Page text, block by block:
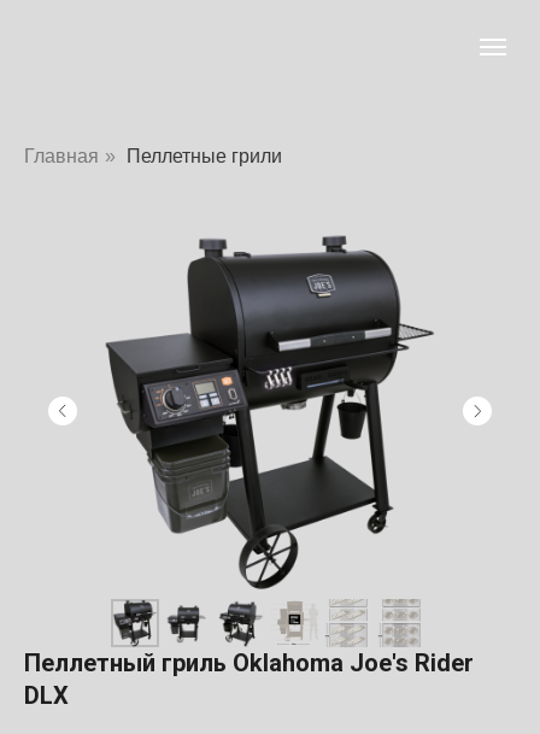
Главная » Пеллетные грили
Пеллетный гриль Oklahoma Joe's Rider
DLX